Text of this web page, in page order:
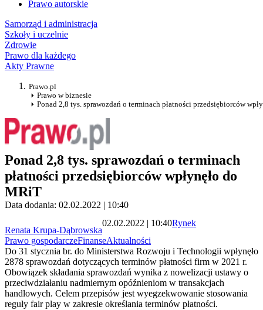
Prawo autorskie
Samorząd i administracja
Szkoły i uczelnie
Zdrowie
Prawo dla każdego
Akty Prawne
Prawo.pl
Prawo w biznesie
Ponad 2,8 tys. sprawozdań o terminach płatności przedsiębiorców
Ponad 2,8 tys. sprawozdań o terminach
płatności przedsiębiorców wpłynęło do
MRiT
Data dodania: 02.02.2022 | 10:40
Renata Krupa-Dąbrowska
02.02.2022 | 10:40Rynek
Prawo gospodarczeFinanseAktualności
Do 31 stycznia br. do Ministerstwa Rozwoju i Technologii wpłynęło
2878 sprawozdań dotyczących terminów płatności firm w 2021 r.
Obowiązek składania sprawozdań wynika z nowelizacji ustawy o
przeciwdziałaniu nadmiernym opóźnieniom w transakcjach
handlowych. Celem przepisów jest wyegzekwowanie stosowania
reguły fair play w zakresie określania terminów płatności.